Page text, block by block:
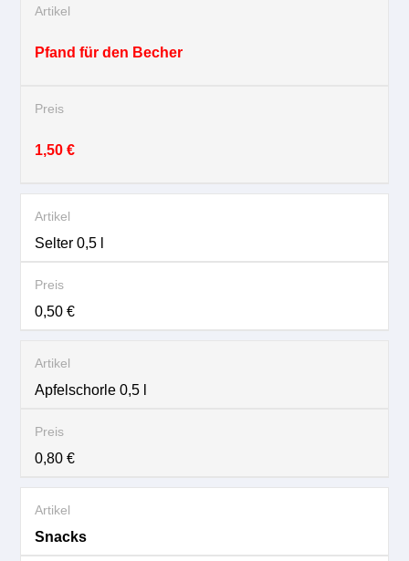
Pfand für den Becher
1,50 €
Selter 0,5 l
0,50 €
Apfelschorle 0,5 l
0,80 €
Snacks